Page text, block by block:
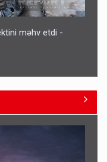
məhv etdi -